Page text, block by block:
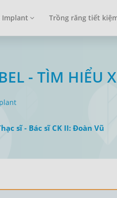
Implant Trồng răng tiết
- TÌM HIỂU
sĩ - Bác sĩ CK II: Đoàn Vũ